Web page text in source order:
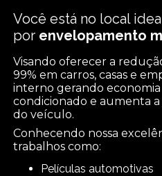
Você está no local
por envelopamento
Visando oferecer a
99% em carros, casas e
interno gerando
condicionado e aumenta
do veículo.
Conhecendo nossa
trabalhos como:
películas automotivas